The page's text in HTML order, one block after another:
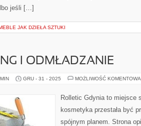
jeśli […]
JAK DZIEŁA SZTUKI
I ODMŁADZANIE
GRU - 31 - 2025 MOŻLIWOŚĆ
Rolletic Gdynia to miejsce
kosmetyka przestała być
spójnym planem. Strona